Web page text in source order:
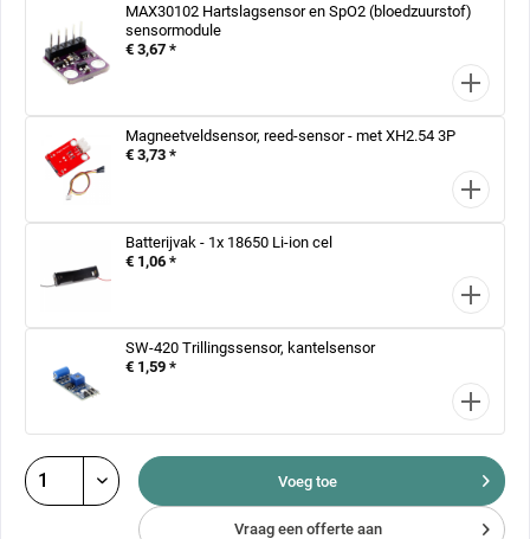
MAX30102 Hartslagsensor en SpO2 (bloedzuurstof)
sensormodule
€ 3,67 *
Magneetveldsensor, reed-sensor - met XH2.54 3P
€ 3,73 *
Batterijvak - 1x 18650 Li-ion cel
€ 1,06 *
SW-420 Trillingssensor, kantelsensor
€ 1,59 *
Voeg toe
Vraag een offerte aan